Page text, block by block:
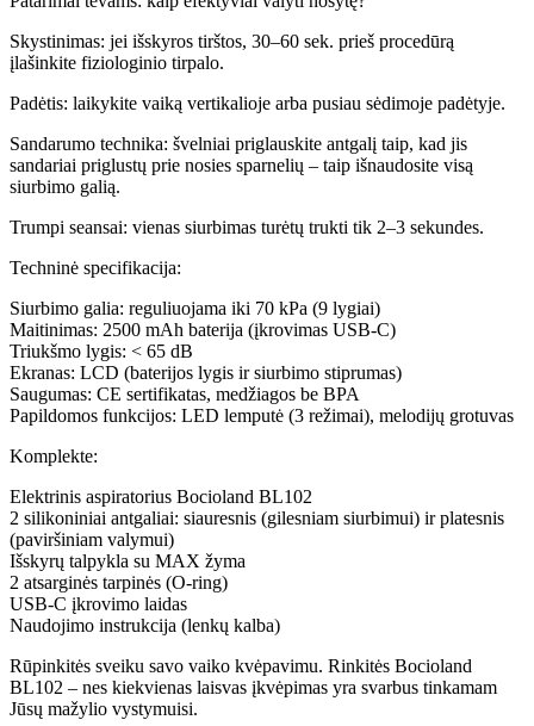
Skystinimas: jei išskyros tirštos, 30–60 sek. prieš procedūrą
įlašinkite fiziologinio tirpalo.
Padėtis: laikykite vaiką vertikalioje arba pusiau sėdimoje padėtyje.
Sandarumo technika: švelniai priglauskite antgalį taip, kad jis
sandariai priglustų prie nosies sparnelių – taip išnaudosite visą
siurbimo galią.
Trumpi seansai: vienas siurbimas turėtų trukti tik 2–3 sekundes.
Techninė specifikacija:
Siurbimo galia: reguliuojama iki 70 kPa (9 lygiai)
Maitinimas: 2500 mAh baterija (įkrovimas USB-C)
Triukšmo lygis: < 65 dB
Ekranas: LCD (baterijos lygis ir siurbimo stiprumas)
Saugumas: CE sertifikatas, medžiagos be BPA
Papildomos funkcijos: LED lemputė (3 režimai), melodijų grotuvas
Komplekte:
Elektrinis aspiratorius Bocioland BL102
2 silikoniniai antgaliai: siauresnis (gilesniam siurbimui) ir platesnis
(paviršiniam valymui)
Išskyrų talpykla su MAX žyma
2 atsarginės tarpinės (O-ring)
USB-C įkrovimo laidas
Naudojimo instrukcija (lenkų kalba)
Rūpinkitės sveiku savo vaiko kvėpavimu. Rinkitės Bocioland
BL102 – nes kiekvienas laisvas įkvėpimas yra svarbus tinkamam
Jūsų mažylio vystymuisi.